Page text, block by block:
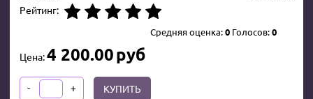
Рейтинг:
Средняя оценка:0 Голосов:0
Цена:4 200.00руб
- + КУПИТЬ